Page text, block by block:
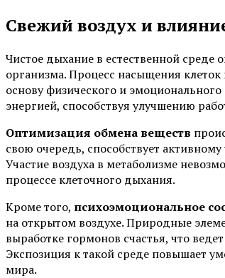
Свежий воздух и
Чистое дыхание в естественной среде
организма. Процесс насыщения
основу физического и
энергией, способствуя улучшению
Оптимизация обмена веществ
свою очередь, способствует
Участие воздуха в метаболизме
процессе клеточного дыхания.
Кроме того, психоэмоциональное
на открытом воздухе. Природные
выработке гормонов счастья, что
Экспозиция к такой среде повышает
мира.